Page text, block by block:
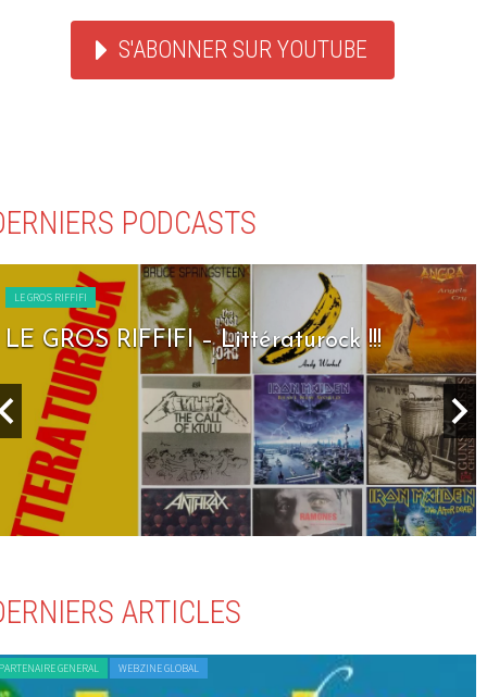
S'ABONNER SUR YOUTUBE
PODCASTS
LE GROS RIFFIFI
LE GROS RIFFIFI – Seven Days To
ARTICLES
GENERAL WEBZINE GLOBAL